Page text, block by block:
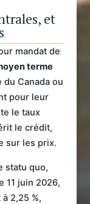
et
mandat de
terme
du Canada ou
pour leur
le taux
le crédit,
sur les prix.
statu quo,
11 juin 2026,
2,25 %,